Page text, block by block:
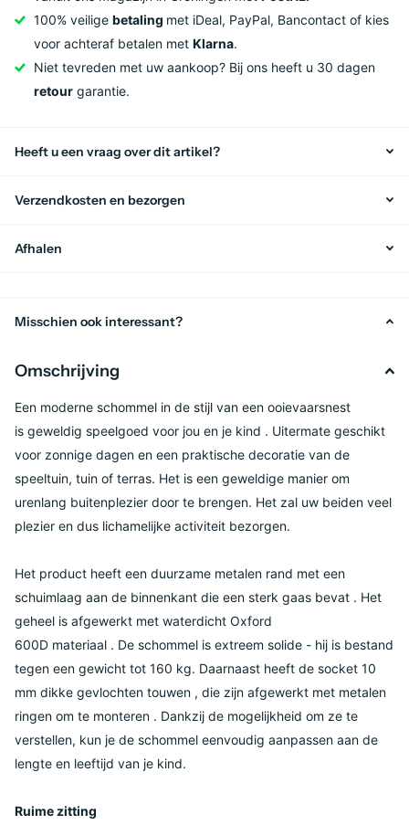
100% veilige betaling met iDeal, PayPal, Bancontact of kies
voor achteraf betalen met Klarna.
Niet tevreden met uw aankoop? Bij ons heeft u 30 dagen
retour garantie.
Heeft u een vraag over dit artikel?
Verzendkosten en bezorgen
Afhalen
Misschien ook interessant?
Omschrijving
Een moderne schommel in de stijl van een ooievaarsnest
is geweldig speelgoed voor jou en je kind . Uitermate geschikt
voor zonnige dagen en een praktische decoratie van de
speeltuin, tuin of terras. Het is een geweldige manier om
urenlang buitenplezier door te brengen. Het zal uw beiden veel
plezier en dus lichamelijke activiteit bezorgen.
Het product heeft een duurzame metalen rand met een
schuimlaag aan de binnenkant die een sterk gaas bevat . Het
geheel is afgewerkt met waterdicht Oxford
600D materiaal . De schommel is extreem solide - hij is bestand
tegen een gewicht tot 160 kg. Daarnaast heeft de socket 10
mm dikke gevlochten touwen , die zijn afgewerkt met metalen
ringen om te monteren . Dankzij de mogelijkheid om ze te
verstellen, kun je de schommel eenvoudig aanpassen aan de
lengte en leeftijd van je kind.
Ruime zitting